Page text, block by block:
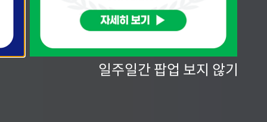
일주일간 팝업 보지 않기